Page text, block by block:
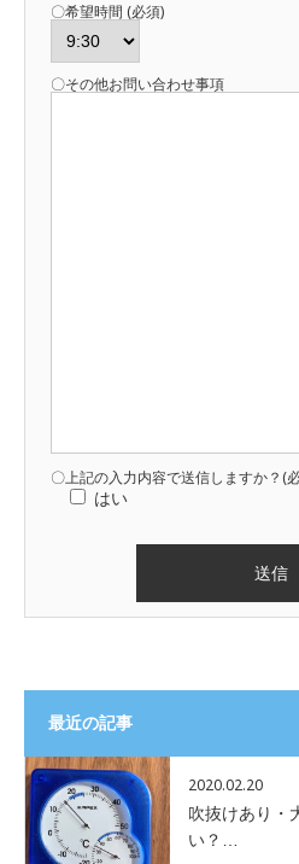
〇希望時間 (必須)
〇その他お問い合わせ事項
〇上記の入力内容で送信しますか？(
はい
最近の記事
2020.02.20
吹抜けあり・
い？…